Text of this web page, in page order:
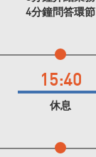
4分鐘問答環節
15:40
休息